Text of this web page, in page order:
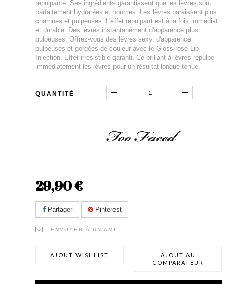
repulpante. Ses ingrédients garantissent que les lèvres sont
parfaitement hydratées et nourries. Les lèvres paraissent plus
charnues et pulpeuses. L'effet repulpant est à la fois immédiat
et durable. Des lèvres instantanément d'apparence plus
pulpeuses. Offrez-vous des lèvres sexy, d'apparence
pulpeuses et gorgées de couleur avec le Gloss rosé Lip
Injection. Effet irresistible garanti. Ce brillant à lèvres repulpe
immédiatement les lèvres pour un résultat longue tenue.
QUANTITÉ
29,90 €
Partager Pinterest
ENVOYER À UN AMI
AJOUT WISHLIST
AJOUT AU
COMPARATEUR